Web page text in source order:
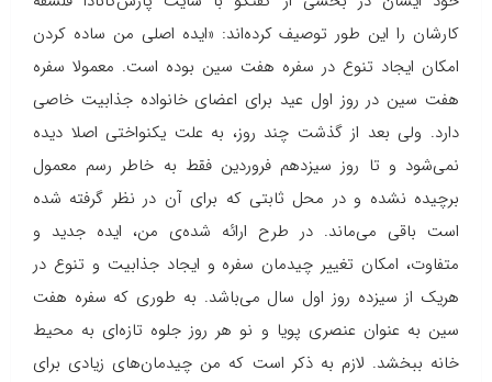
کارشان را این طور توصیف کرده‌اند: «ایده اصلی من ساده کردن
امکان ایجاد تنوع در سفره هفت سین بوده است. معمولا سفره
هفت سین در روز اول عید برای اعضای خانواده جذابیت خاصی
دارد. ولی بعد از گذشت چند روز، به علت یکنواختی اصلا دیده
نمی‌شود و تا روز سیزدهم فروردین فقط به خاطر رسم معمول
برچیده نشده و در محل ثابتی که برای آن در نظر گرفته شده
است باقی می‌ماند. در طرح ارائه شده‌ی من، ایده جدید و
متفاوت، امکان تغییر چیدمان سفره و ایجاد جذابیت و تنوع در
هریک از سیزده روز اول سال می‌باشد. به طوری که سفره هفت
سین به عنوان عنصری پویا و نو هر روز جلوه تازه‌ای به محیط
خانه ببخشد. لازم به ذکر است که من چیدمان‌های زیادی برای